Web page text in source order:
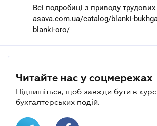
Всі подробиці з приводу
asava.com.ua/catalog/blanki-
blanki-oro/
Читайте нас у соцмережах
Підпишіться, щоб завжди бути в
бухгалтерських подій.